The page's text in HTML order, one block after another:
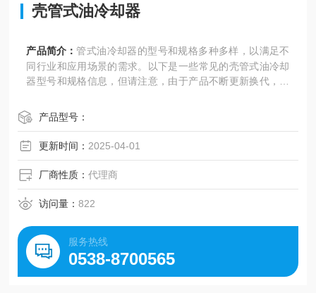
壳管式油冷却器
产品简介：管式油冷却器的型号和规格多种多样，以满足不
同行业和应用场景的需求。以下是一些常见的壳管式油冷却
器型号和规格信息，但请注意，由于产品不断更新换代，以
认。
产品型号：
更新时间： 2025-04-01
厂商性质：代理商
访问量：822
服务热线
0538-8700565